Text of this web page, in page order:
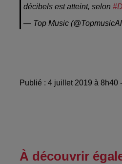
décibels est atteint, selon
— Top Music
Publié : 4 juillet 2019 à 8h40
À découvrir